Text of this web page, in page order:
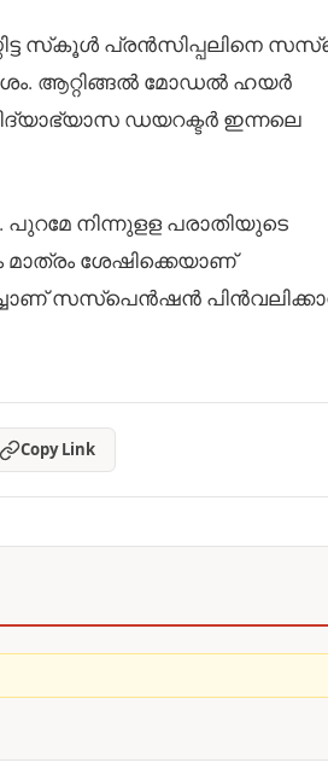
സ്‌കൂൾ പ്രൻസിപ്പലിനെ
ആറ്റിങ്ങൽ മോഡൽ ഹയർ
ഡയറക്ടർ ഇന്നലെ
നിന്നുളള പരാതിയുടെ
ശേഷിക്കെയാണ്
സസ്പെൻഷൻ
Copy Link